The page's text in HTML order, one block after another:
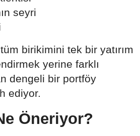
seyri
birikimini tek bir yatırım
yerine farklı
dengeli bir portföy
ediyor.
Öneriyor?